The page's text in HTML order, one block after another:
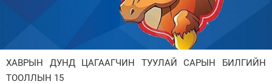
Нийгэм
ХАВРЫН ДУНД ЦАГААГЧИН ТУУЛАЙ САРЫН БИЛГИЙН
ТООЛЛЫН 15